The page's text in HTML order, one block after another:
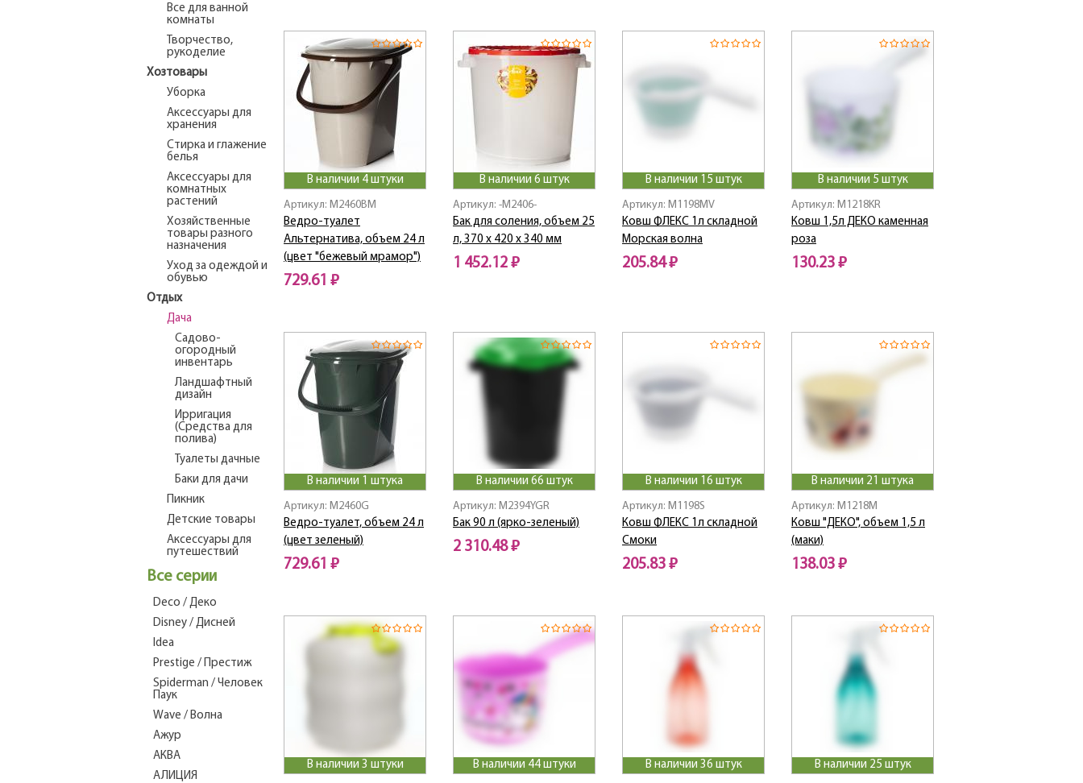
Все для ванной
комнаты
Творчество,
рукоделие
Хозтовары
Уборка
Аксессуары для
хранения
Стирка и глажение
белья
Аксессуары для
комнатных
растений
Хозяйственные
товары разного
назначения
Уход за одеждой и
обувью
Отдых
Дача
Садово-
огородный
инвентарь
Ландшафтный
дизайн
Ирригация
(Средства для
полива)
Туалеты дачные
Баки для дачи
Пикник
Детские товары
Аксессуары для
путешествий
Все серии
Deco / Деко
Disney / Дисней
Idea
Prestige / Престиж
Spiderman / Человек
Паук
Wave / Волна
Ажур
АКВА
АЛИЦИЯ
В наличии 4 штуки
Артикул: M2460BM
Ведро-туалет
Альтернатива, объем 24 л
(цвет "бежевый мрамор")
729.61 ₽
В наличии 6 штук
Артикул: -M2406-
Бак для соления, объем 25
л, 370 х 420 х 340 мм
1 452.12 ₽
В наличии 15 штук
Артикул: M1198MV
Ковш ФЛЕКС 1л складной
Морская волна
205.84 ₽
В наличии 5 штук
Артикул: M1218KR
Ковш 1,5л ДЕКО каменная
роза
130.23 ₽
В наличии 1 штука
Артикул: M2460G
Ведро-туалет, объем 24 л
(цвет зеленый)
729.61 ₽
В наличии 66 штук
Артикул: M2394YGR
Бак 90 л (ярко-зеленый)
2 310.48 ₽
В наличии 16 штук
Артикул: M1198S
Ковш ФЛЕКС 1л складной
Смоки
205.83 ₽
В наличии 21 штука
Артикул: M1218M
Ковш "ДЕКО", объем 1,5 л
(маки)
138.03 ₽
В наличии 3 штуки В наличии 44 штуки В наличии 36 штук В наличии 25 штук